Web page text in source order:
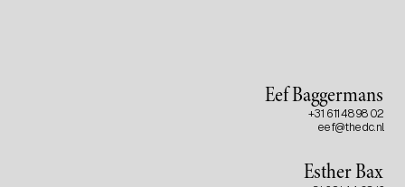
Eef Baggermans
+31 6 11 48 98 02
eef@thedc.nl
Esther Bax